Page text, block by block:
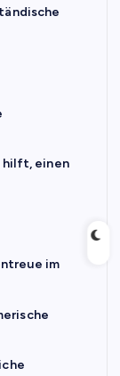
hilft, einen
im